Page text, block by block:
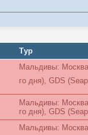
Тур
Мальдивы:
го дня), GDS
Мальдивы:
го дня), GDS
Мальдивы: